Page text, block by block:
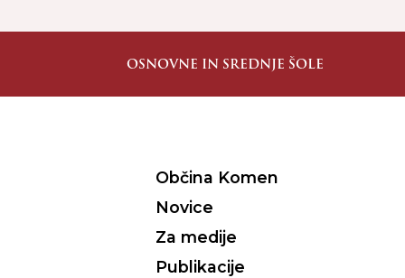
OSNOVNE IN SREDNJE ŠOLE
Občina Komen
Novice
Za medije
Publikacije